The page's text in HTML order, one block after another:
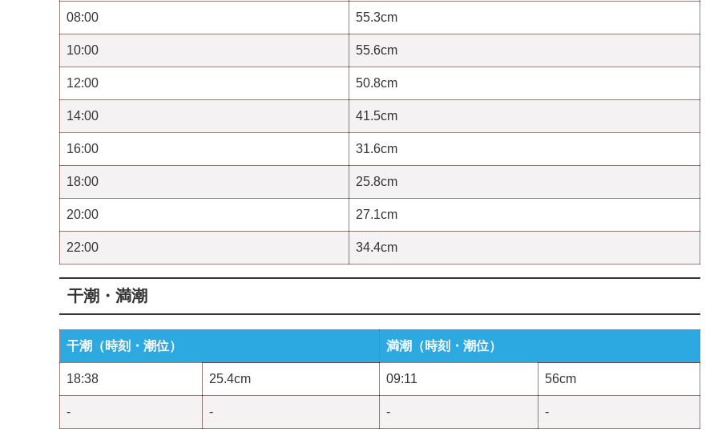
08:00 55.3cm
10:00 55.6cm
12:00 50.8cm
14:00 41.5cm
16:00 31.6cm
18:00 25.8cm
20:00 27.1cm
22:00 34.4cm
干潮・満潮
干潮（時刻・潮位） 満潮（時刻・潮位）
18:38 25.4cm 09:11 56cm
- - - -